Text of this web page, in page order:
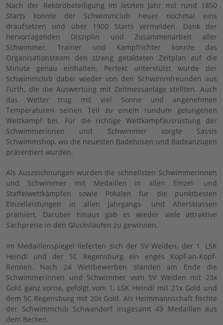
Nach der Rekordbeteiligung im letzten Jahr mit rund 1850
Starts konnte der Schwimmclub heuer nochmal eins
draufsetzen und über 1900 Starts vermelden. Dank der
hervorragenden Disziplin und Zusammenarbeit aller
Schwimmer, Trainer und Kampfrichter konnte das
Organisationsteam den streng getakteten Zeitplan auf die
Minute genau einhalten. Perfekt unterstützt wurde der
Schwimmclub dabei wieder von den Schwimmfreunden aus
Fürth, die die Auswertung mit Zeitmessanlage stellten. Auch
das Wetter trug mit viel Sonne und angenehmen
Temperaturen seinen Teil zu einem rundum gelungenen
Wettkampf bei. Für die richtige Wettkampfausrüstung der
Schwimmerinnen und Schwimmer sorgte Sassis
Schwimmshop, wo die neuesten Badehosen und Badeanzügen
präsentiert wurden.
Als Auszeichnungen wurden die schnellsten Schwimmerinnen
und Schwimmer mit Medaillen in allen Einzel- und
Staffelwettkämpfen sowie Pokalen für die punktbesten
Einzelleistungen in allen Jahrgangs- und Altersklassen
prämiert. Darüber hinaus gab es wieder viele attraktive
Sachpreise in den Glücksläufen zu gewinnen.
Im Medaillenspiegel lieferten sich der SV Weiden, der 1. LSK
Heindl und der SC Regensburg ein enges Kopf-an-Kopf-
Rennen. Nach 24 Wettbewerben standen am Ende die
Schwimmerinnen und Schwimmer vom SV Weiden mit 23x
Gold ganz vorne, gefolgt vom 1. LSK Heindl mit 21x Gold und
dem SC Regensburg mit 20x Gold. Als Heimmannschaft fischte
der Schwimmclub Schwandorf insgesamt 49 Medaillen aus
dem Becken.